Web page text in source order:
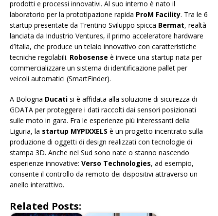
prodotti e processi innovativi. Al suo interno è nato il
laboratorio per la prototipazione rapida ProM Facility. Tra le 6
startup presentate da Trentino Sviluppo spicca Bermat, realtà
lanciata da Industrio Ventures, il primo acceleratore hardware
d’Italia, che produce un telaio innovativo con caratteristiche
tecniche regolabili. Robosense è invece una startup nata per
commercializzare un sistema di identificazione pallet per
veicoli automatici (SmartFinder).
A Bologna Ducati si è affidata alla soluzione di sicurezza di
GDATA per proteggere i dati raccolti dai sensori posizionati
sulle moto in gara. Fra le esperienze più interessanti della
Liguria, la startup MYPIXXELS è un progetto incentrato sulla
produzione di oggetti di design realizzati con tecnologie di
stampa 3D. Anche nel Sud sono nate o stanno nascendo
esperienze innovative: Verso Technologies, ad esempio,
consente il controllo da remoto dei dispositivi attraverso un
anello interattivo.
Related Posts: